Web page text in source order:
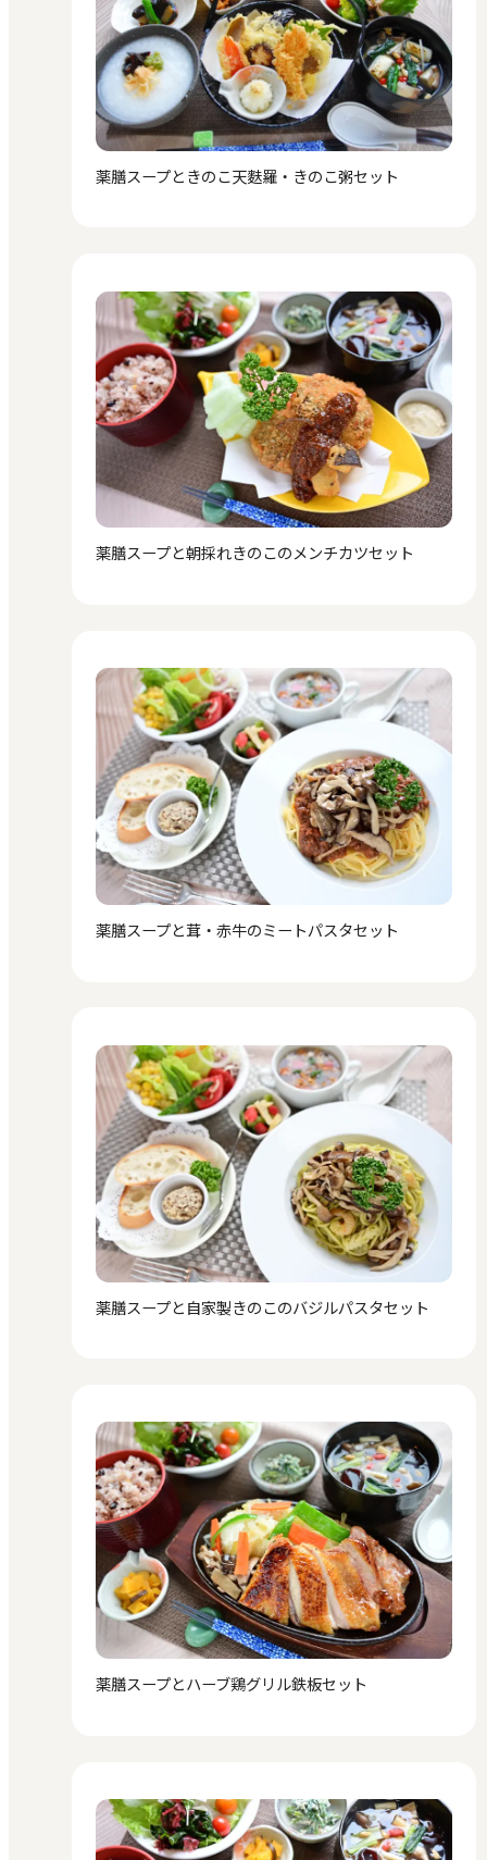
薬膳スープときのこ天麩羅・きのこ粥セット
薬膳スープと朝採れきのこのメンチカツセット
薬膳スープと茸・赤牛のミートパスタセット
薬膳スープと自家製きのこのバジルパスタセット
薬膳スープとハーブ鶏グリル鉄板セット